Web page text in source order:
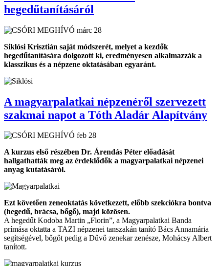
hegedűtanításáról
Siklósi Krisztián saját módszerét, melyet a kezdők
hegedűtanítására dolgozott ki, eredményesen alkalmazzák a
klasszikus és a népzene oktatásában egyaránt.
A magyarpalatkai népzenéről szervezett
szakmai napot a Tóth Aladár Alapítvány
A kurzus első részében Dr. Árendás Péter előadását
hallgathatták meg az érdeklődők a magyarpalatkai népzenei
anyag kutatásáról.
Ezt követően zeneoktatás következett, előbb szekciókra bontva
(hegedű, brácsa, bőgő), majd közösen.
A hegedűt Kodoba Martin „Florin”, a Magyarpalatkai Banda
prímása oktatta a TAZI népzenei tanszakán tanító Bács Annamária
segítségével, bőgőt pedig a Dűvő zenekar zenésze, Mohácsy Albert
tanított.